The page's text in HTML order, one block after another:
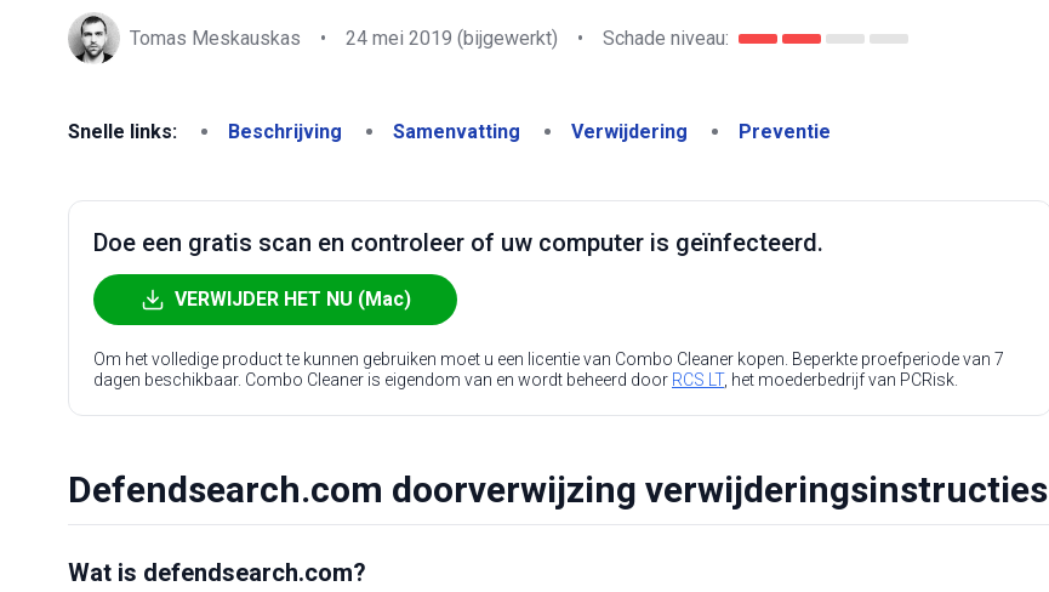
Tomas Meskauskas • 24 mei 2019 (bijgewerkt) • Schade niveau:
Snelle links: Beschrijving Samenvatting Verwijdering Preventie
Doe een gratis scan en controleer of uw computer is geïnfecteerd.
VERWIJDER HET NU (Mac)
Om het volledige product te kunnen gebruiken moet u een licentie van Combo Cleaner kopen. Beperkte proefperiode van 7
dagen beschikbaar. Combo Cleaner is eigendom van en wordt beheerd door RCS LT, het moederbedrijf van PCRisk.
Defendsearch.com doorverwijzing verwijderingsinstructies
Wat is defendsearch.com?